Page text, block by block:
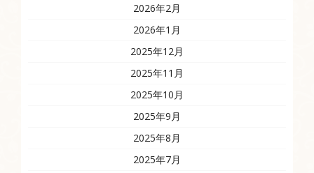
2026年2月
2026年1月
2025年12月
2025年11月
2025年10月
2025年9月
2025年8月
2025年7月